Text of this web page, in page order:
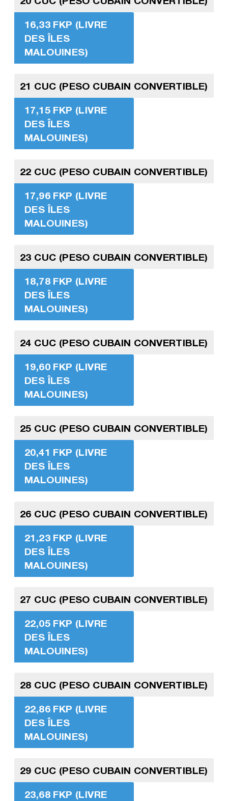
16,33 FKP (LIVRE
DES ÎLES
MALOUINES)
21 CUC (PESO CUBAIN CONVERTIBLE)
17,15 FKP (LIVRE
DES ÎLES
MALOUINES)
22 CUC (PESO CUBAIN CONVERTIBLE)
17,96 FKP (LIVRE
DES ÎLES
MALOUINES)
23 CUC (PESO CUBAIN CONVERTIBLE)
18,78 FKP (LIVRE
DES ÎLES
MALOUINES)
24 CUC (PESO CUBAIN CONVERTIBLE)
19,60 FKP (LIVRE
DES ÎLES
MALOUINES)
25 CUC (PESO CUBAIN CONVERTIBLE)
20,41 FKP (LIVRE
DES ÎLES
MALOUINES)
26 CUC (PESO CUBAIN CONVERTIBLE)
21,23 FKP (LIVRE
DES ÎLES
MALOUINES)
27 CUC (PESO CUBAIN CONVERTIBLE)
22,05 FKP (LIVRE
DES ÎLES
MALOUINES)
28 CUC (PESO CUBAIN CONVERTIBLE)
22,86 FKP (LIVRE
DES ÎLES
MALOUINES)
29 CUC (PESO CUBAIN CONVERTIBLE)
23,68 FKP (LIVRE